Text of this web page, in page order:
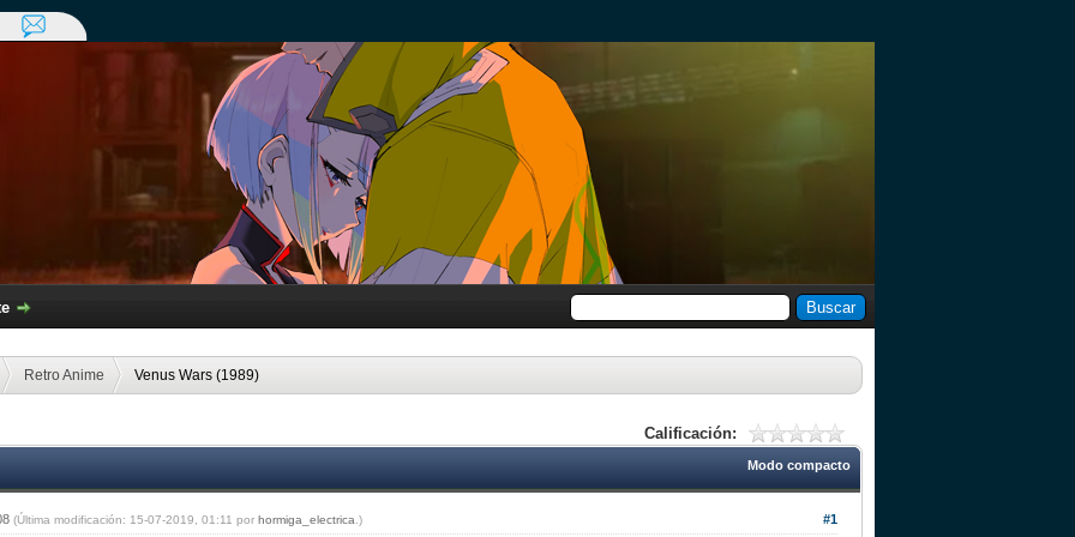
Retro Anime Venus Wars (1989)
Calificación:
Modo compacto
#1
(Última modificación: 15-07-2019, 01:11 porhormiga_electrica .)